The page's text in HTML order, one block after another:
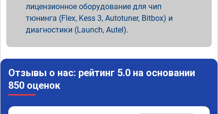
лицензионное оборудование для чип
тюнинга (Flex, Kess 3, Autotuner, Bitbox) и
диагностики (Launch, Autel).
Отзывы о нас: рейтинг 5.0 на основании
850 оценок